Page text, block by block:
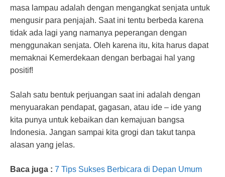
masa lampau adalah dengan mengangkat senjata untuk
mengusir para penjajah. Saat ini tentu berbeda karena
tidak ada lagi yang namanya peperangan dengan
menggunakan senjata. Oleh karena itu, kita harus dapat
memaknai Kemerdekaan dengan berbagai hal yang
positif!
Salah satu bentuk perjuangan saat ini adalah dengan
menyuarakan pendapat, gagasan, atau ide – ide yang
kita punya untuk kebaikan dan kemajuan bangsa
Indonesia. Jangan sampai kita grogi dan takut tanpa
alasan yang jelas.
Baca juga : 7 Tips Sukses Berbicara di Depan Umum